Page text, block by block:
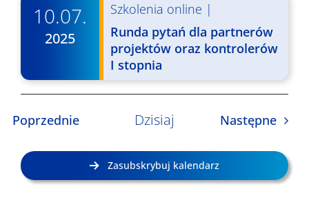
10.07.
2025
Szkolenia online |
Runda pytań dla partnerów
projektów oraz kontrolerów
I stopnia
PoprzednieWydarzeniaDzisiaj Następne
Zasubskrybuj kalendarz